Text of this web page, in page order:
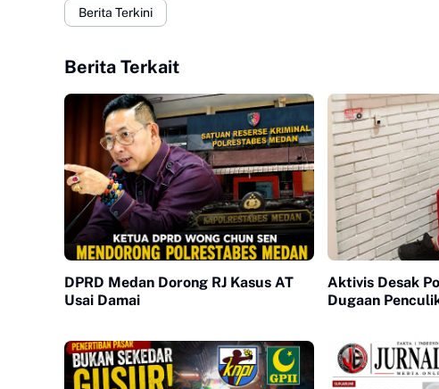
Berita Terkini
Berita Terkait
DPRD Medan Dorong RJ Kasus AT
Usai Damai
Aktivis Desak
Dugaan